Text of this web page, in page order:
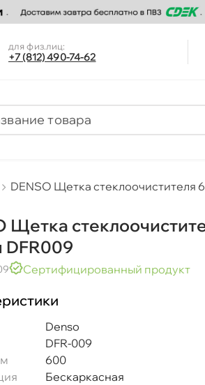
для физ.лиц:
+7 (812) 490-74-62
DENSO Щетка стеклоочистителя
Щетка
Сертифицированный продукт
Denso
DFR-009
600
Бескаркасная